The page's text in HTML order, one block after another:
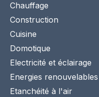
Chauffage
Construction
Cuisine
Domotique
Electricité et éclairage
Energies renouvelables
Etanchéité à l'air